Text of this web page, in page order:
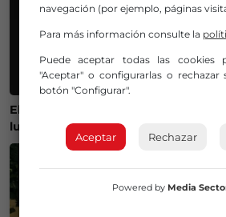
El Gobierno lanza un visor web para
lugar donde ver el eclipse solar del
navegación (por ejemplo, páginas
Para más información consulte la
Puede aceptar todas las cookies
"Aceptar" o configurarlas o rechazar
botón "Configurar".
Aceptar Rechazar
Powered by Media